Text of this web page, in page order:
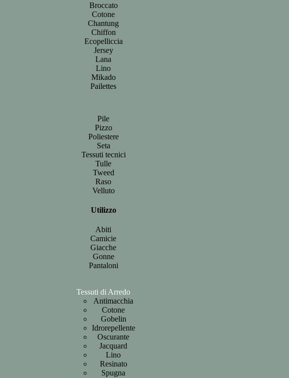
Broccato
Cotone
Chantung
Chiffon
Ecopelliccia
Jersey
Lana
Lino
Mikado
Pailettes
Pile
Pizzo
Poliestere
Seta
Tessuti tecnici
Tulle
Tweed
Raso
Velluto
Utilizzo
Abiti
Camicie
Giacche
Gonne
Pantaloni
Tessuti di Arredo
Antimacchia
Cotone
Gobelin
Idrorepellente
Oscurante
Jacquard
Lino
Resinato
Spugna